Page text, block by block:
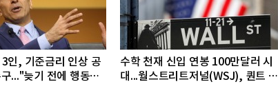
인, 기준금리 인상 공
..."늦기 전에 행동해
수학 천재 신입 연봉 100만달러 시
대...월스트리트저널(WSJ), 퀀트 트